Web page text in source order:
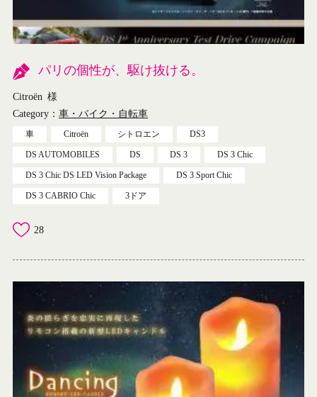
パリの個性が、駆け抜ける。
Citroën 様
Category： 車・バイク・自転車
車 Citroën シトロエン DS3
DS AUTOMOBILES DS DS 3 DS 3 Chic
DS 3 Chic DS LED Vision Package DS 3 Sport Chic
DS 3 CABRIO Chic 3ドア
28